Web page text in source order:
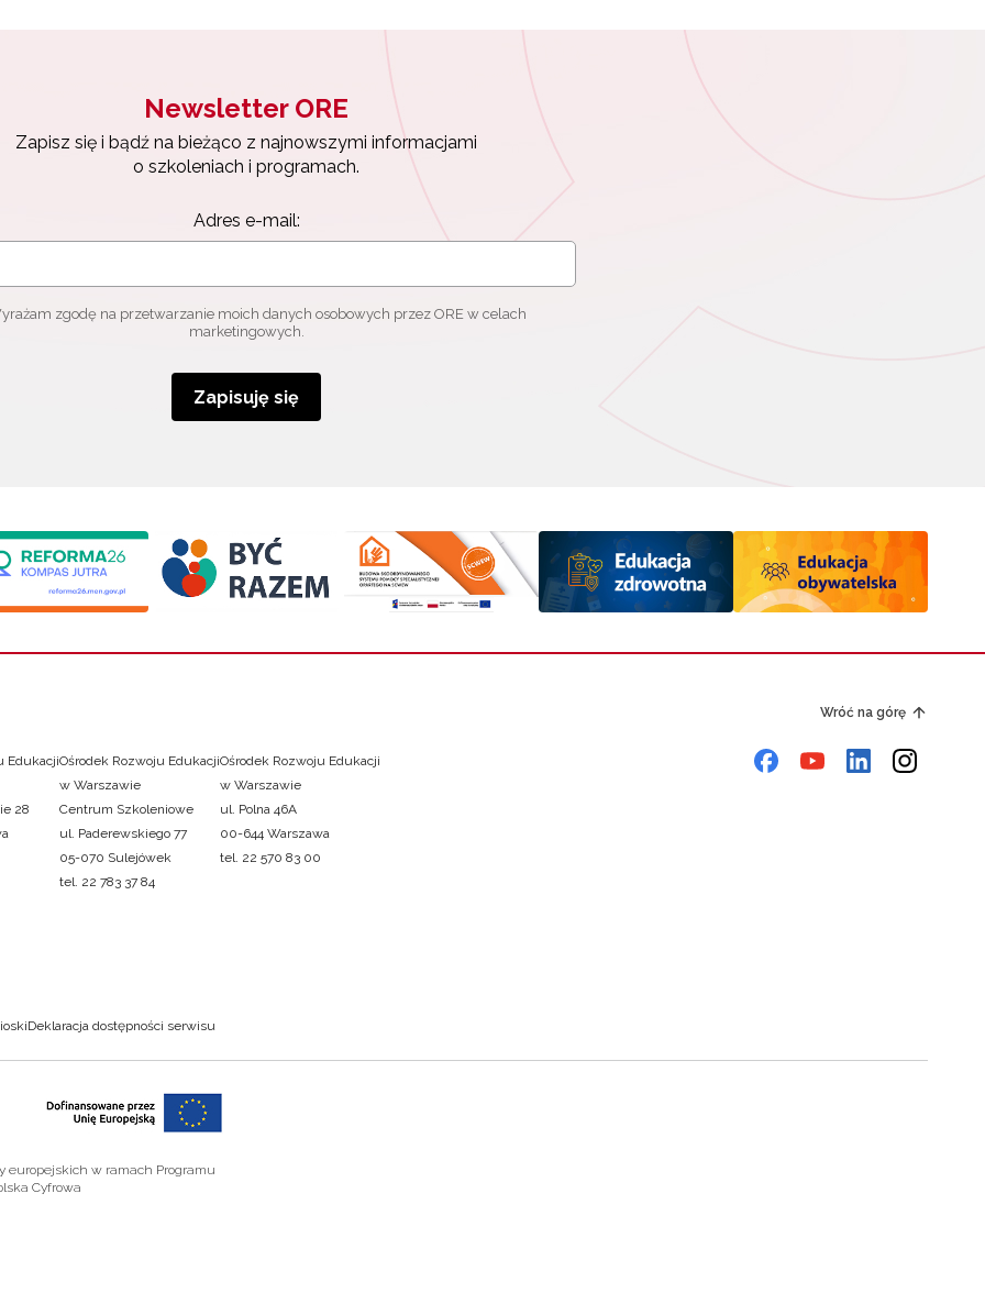
Newsletter ORE
Zapisz się i bądź na bieżąco z najnowszymi informacjami
o szkoleniach i programach.
Adres e-mail:
zgodę na przetwarzanie moich danych osobowych przez ORE w celach
marketingowych.
Zapisuję się
Wróć na górę
Edukacji
28
Ośrodek Rozwoju Edukacji
w Warszawie
Centrum Szkoleniowe
ul. Paderewskiego 77
05-070 Sulejówek
tel. 22 783 37 84
Ośrodek Rozwoju Edukacji
w Warszawie
ul. Polna 46A
00-644 Warszawa
tel. 22 570 83 00
Deklaracja dostępności serwisu
europejskich w ramach Programu
Cyfrowa